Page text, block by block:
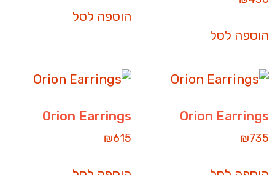
הוספה לסל
הוספה לסל
Orion Earrings
₪735
Orion Earrings
₪615